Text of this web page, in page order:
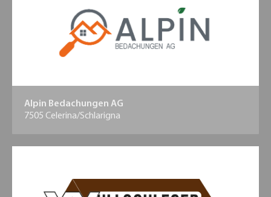
Alpin Bedachungen AG
7505 Celerina/Schlarigna